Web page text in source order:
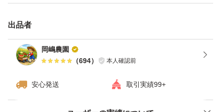
当農園では、真っ赤に完熟したものだけを収穫しています
ので、とても甘く美味しいトマトになります。
「トマト嫌いの子どもが食べました！」
出品者
岡嶋農園
（694） 本人確認前
安心発送 取引実績99+